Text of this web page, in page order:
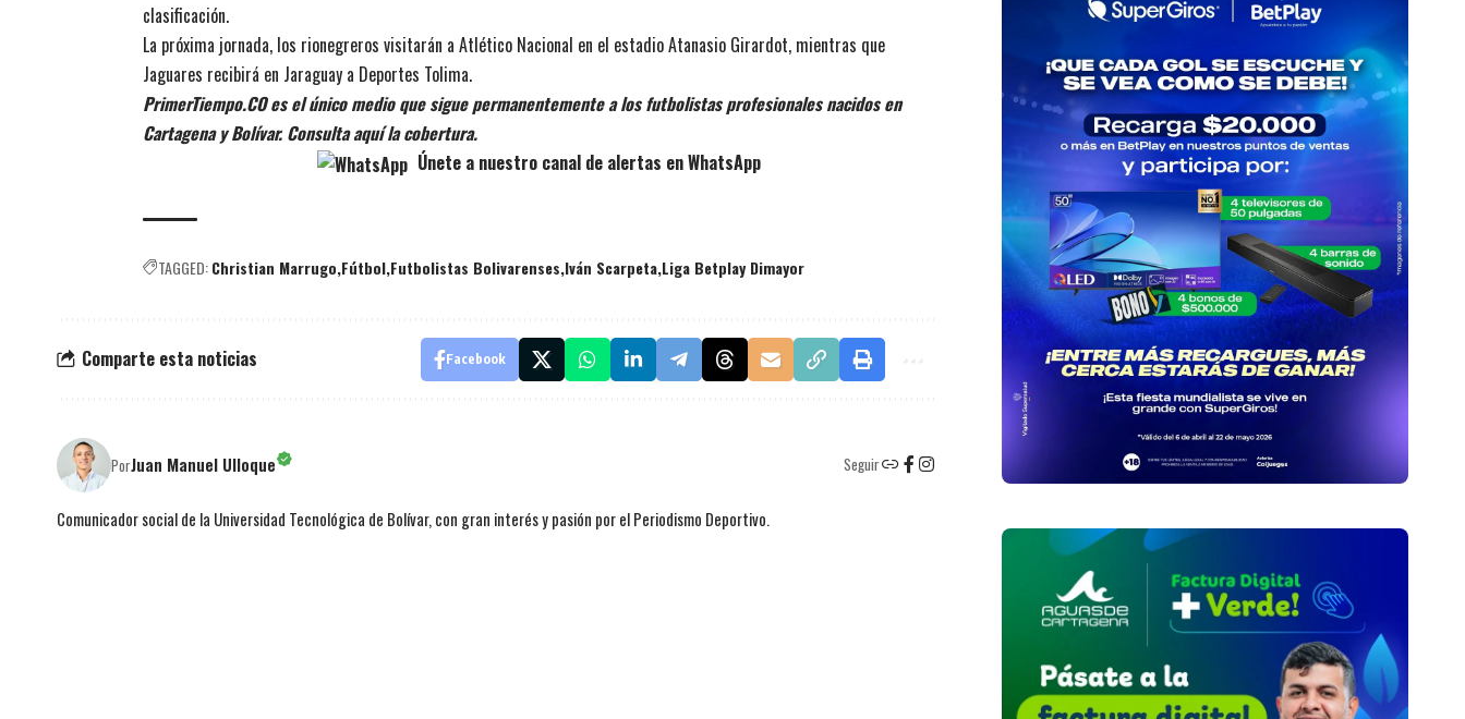
clasificación.
La próxima jornada, los rionegreros visitarán a Atlético Nacional en el estadio Atanasio Girardot, mientras que
Jaguares recibirá en Jaraguay a Deportes Tolima.
PrimerTiempo.CO es el único medio que sigue permanentemente a los futbolistas profesionales nacidos en
Cartagena y Bolívar. Consulta aquí la cobertura.
Únete a nuestro canal de alertas en WhatsApp
TAGGED:Christian Marrugo Fútbol Futbolistas Bolivarenses Iván Scarpeta Liga Betplay Dimayor
Comparte esta noticias Facebook
PorJuan Manuel Ulloque Seguir
Comunicador social de la Universidad Tecnológica de Bolívar, con gran interés y pasión por el Periodismo Deportivo.